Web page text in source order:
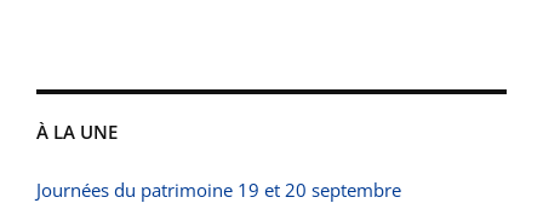
À LA UNE
Journées du patrimoine 19 et 20 septembre